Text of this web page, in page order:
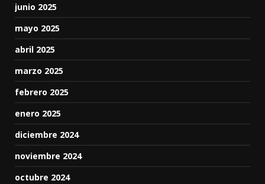
junio 2025
mayo 2025
abril 2025
marzo 2025
febrero 2025
enero 2025
diciembre 2024
noviembre 2024
octubre 2024